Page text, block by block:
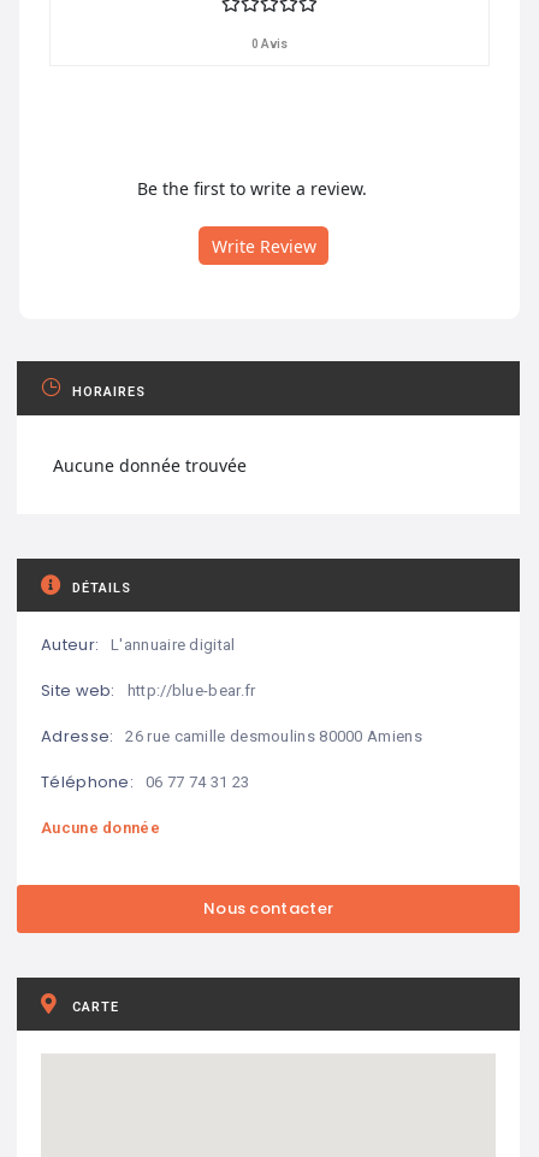
0 Avis
Be the first to write a review.
Write Review
HORAIRES
Aucune donnée trouvée
DÉTAILS
Auteur: L'annuaire digital
Site web: http://blue-bear.fr
Adresse: 26 rue camille desmoulins 80000 Amiens
Téléphone: 06 77 74 31 23
Aucune donnée
CARTE